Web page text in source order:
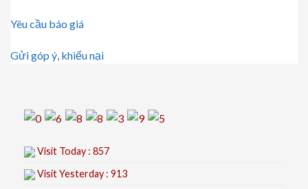
Yêu cầu báo giá
Gửi góp ý, khiếu nại
Visit Today : 857
Visit Yesterday : 913